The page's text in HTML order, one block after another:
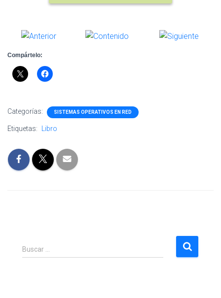
Compártelo:
Categorías: SISTEMAS OPERATIVOS EN RED
Etiquetas: Libro
B
u
Buscar …